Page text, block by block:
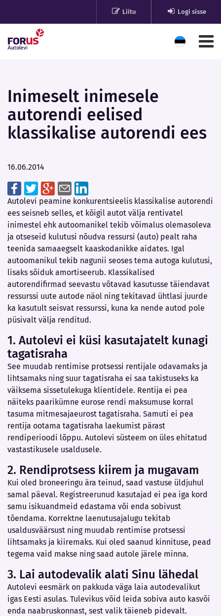
Liitu Logi sisse
Inimeselt inimesele
autorendi eelised
klassikalise autorendi ees
16.06.2014
Autolevi peamine konkurentsieelis klassikalise autorendi
ees seisneb selles, et kõigil autot välja rentivatel
inimestel ehk autoomanikel tekib võimalus olemasoleva
ja otseseid kulutusi nõudva ressursi (auto) pealt raha
teenida samaaegselt kaaskodanikke aidates. Igal
autoomanikul tekib nagunii seoses tema autoga kulutusi,
lisaks sõiduk amortiseerub. Klassikalised
autorendifirmad seevastu võtavad kasutusse täiendavat
ressurssi uute autode näol ning tekitavad ühtlasi juurde
ka kasutult seisvat ressurssi, kuna ka nende autod pole
püsivalt välja renditud.
1. Autolevi ei küsi kasutajatelt kunagi
tagatisraha
See muudab rentimise protsessi rentijale odavamaks ja
lihtsamaks ning suur tagatisraha ei saa takistuseks ka
väiksema sissetulekuga klientidele. Rentija ei pea
näiteks paarikümne eurose rendi maksumuse korral
tasuma mitmesajaeurost tagatisraha. Samuti ei pea
rentija ootama tagatisraha laekumist pärast
rendiperioodi lõppu. Autolevi süsteem on üles ehitatud
vastastikusele usaldusele.
2. Rendiprotsess kiirem ja mugavam
Kui oled broneeringu ära teinud, saad vastuse üldjuhul
samal päeval. Registreerunud kasutajad ei pea iga kord
samu isikuandmeid edastama või enda sobivust
tõendama. Korrektne laenutusajalugu tekitab
usaldusväärsust ning muudab rentimise protsessi
lihtsamaks ja kiiremaks. Kui oled saanud kinnituse, pead
tegema vaid makse ning saad autole järele minna.
3. Lai autodevalik alati Sinu lähedal
Autolevi eesmärk on pakkuda väga laia autodevalikut
igas Eesti asulas. Tulevikus võid leida sobiva auto kasvõi
enda naabruskonnast, sest valik täieneb pidevalt.